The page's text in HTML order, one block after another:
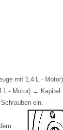
mit 1,4 L -
L - Motor) → Kapitel
ein.